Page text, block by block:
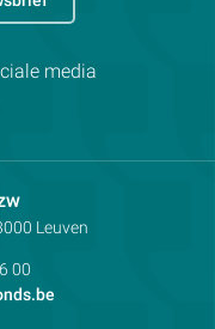
Contactpersoon:
Leuven
00
media